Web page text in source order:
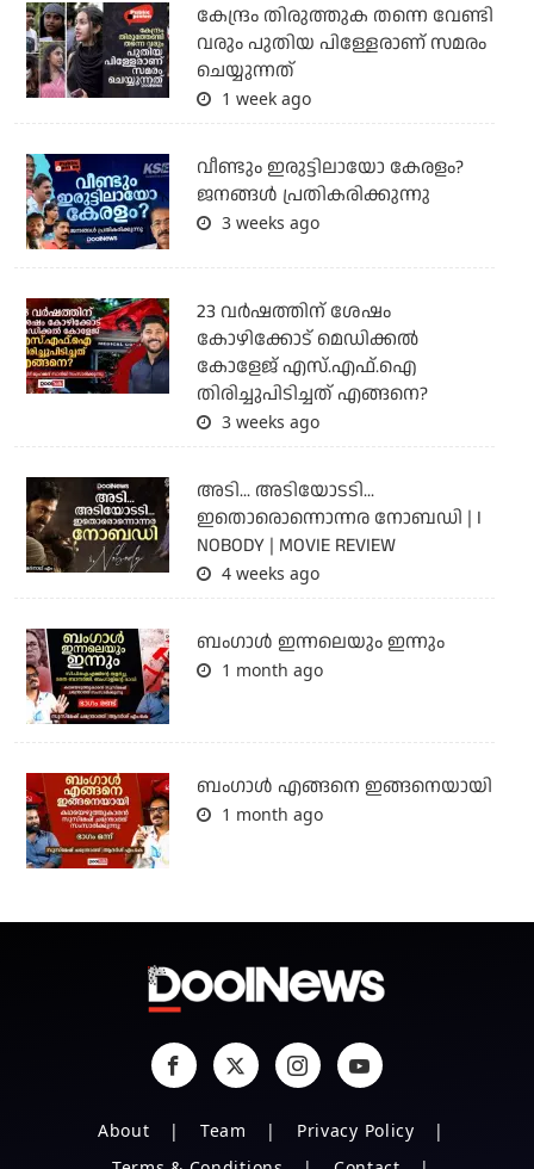
കേന്ദ്രം തിരുത്തുക തന്നെ വേണ്ടി
വരും പുതിയ പിള്ളേരാണ് സമരം
ചെയ്യുന്നത്
1 week ago
വീണ്ടും ഇരുട്ടിലായോ കേരളം?
ജനങ്ങൾ പ്രതികരിക്കുന്നു
3 weeks ago
23 വർഷത്തിന് ശേഷം
കോഴിക്കോട് മെഡിക്കൽ
കോളേജ് എസ്.എഫ്.ഐ
തിരിച്ചുപിടിച്ചത് എങ്ങനെ?
3 weeks ago
അടി... അടിയോടടി...
ഇതൊരൊന്നൊന്നര നോബഡി | I
NOBODY | MOVIE REVIEW
4 weeks ago
ബംഗാള്‍ ഇന്നലെയും ഇന്നും
1 month ago
ബം​ഗാൾ എങ്ങനെ ഇങ്ങനെയായി
1 month ago
About Team
Privacy Policy